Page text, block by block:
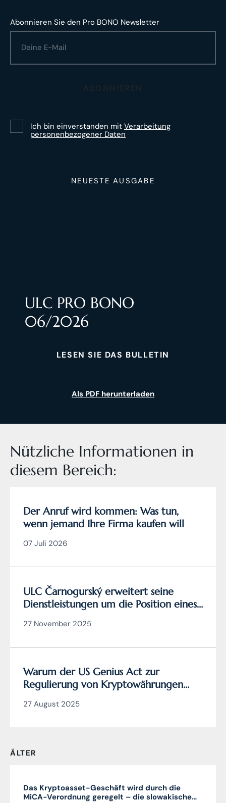
Abonnieren Sie den Pro BONO Newsletter
Ich bin einverstanden mit Verarbeitung
personenbezogener Daten
NEUESTE AUSGABE
ULC PRO BONO
06/2026
LESEN SIE DAS BULLETIN
Als PDF herunterladen
Nützliche Informationen in
diesem Bereich:
Der Anruf wird kommen: Was tun,
wenn jemand Ihre Firma kaufen will
07 Juli 2026
ULC Čarnogurský erweitert seine
Dienstleistungen um die Position eines
Cybersicherheitsmanagers
27 November 2025
Warum der US Genius Act zur
Regulierung von Kryptowährungen
Verordnung MiCA nicht)
27 August 2025
ÄLTER
Das Kryptoasset-Geschäft wird durch die
MiCA-Verordnung geregelt – die slowakische